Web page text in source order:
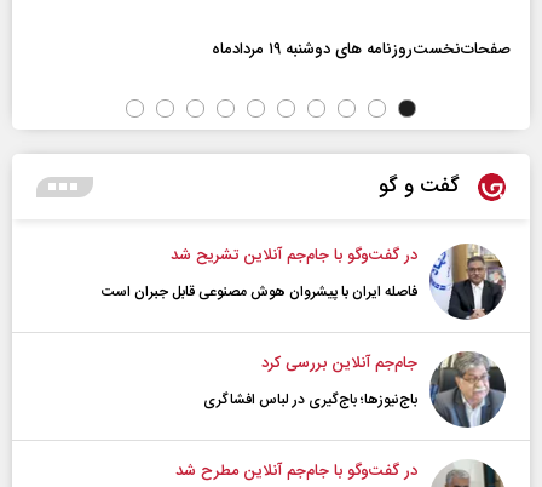
صفحات‌نخست‌روزنامه ها‌ی دوشنبه ۱۹ مردادماه
گفت و گو
در گفت‌و‌گو با جام‌جم آنلاین تشریح شد
فاصله ایران با پیشرو‌ان هوش مصنوعی قابل جبران است
جام‌جم آنلاین بررسی کرد
باج‌نیوزها؛ باج‌گیری در لباس افشاگری
در گفت‌و‌گو با جام‌جم آنلاین مطرح شد